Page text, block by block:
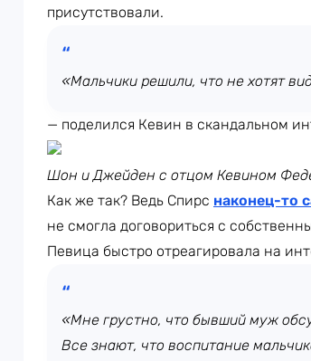
присутствовали.
«Мальчики решили, что не хотят
— поделился Кевин в скандальном
Шон и Джейден с отцом Кевином
Как же так? Ведь Спирс наконец-то
не смогла договориться с
Певица быстро отреагировала на
«Мне грустно, что бывший муж
Все знают, что воспитание